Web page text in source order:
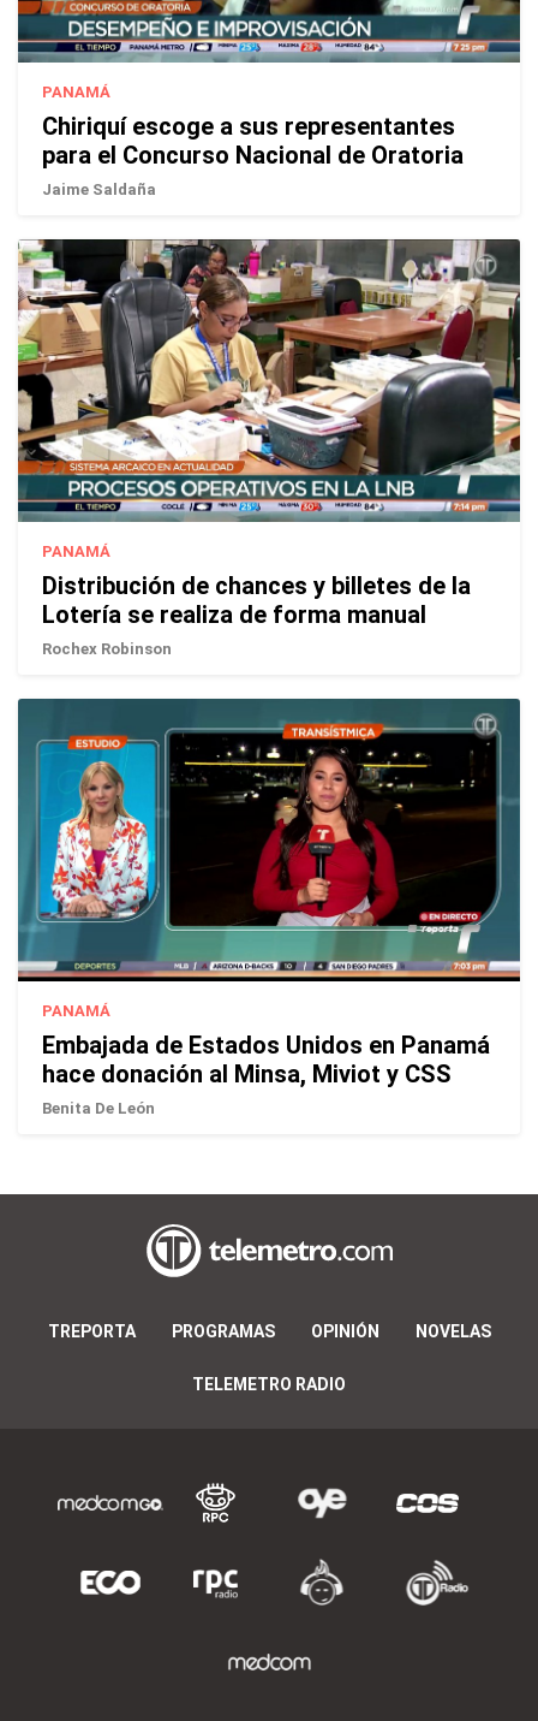
PANAMÁ
Chiriquí escoge a sus representantes
para el Concurso Nacional de Oratoria
Jaime Saldaña
PANAMÁ
Distribución de chances y billetes de la
Lotería se realiza de forma manual
Rochex Robinson
PANAMÁ
Embajada de Estados Unidos en Panamá
hace donación al Minsa, Miviot y CSS
Benita De León
TREPORTA PROGRAMAS OPINIÓN NOVELAS
TELEMETRO RADIO